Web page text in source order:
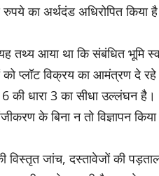
का अर्थदंड अधिरोपित किया
तथ्य आया था कि संबंधित भूमि
प्लॉट विक्रय का आमंत्रण दे
की धारा 3 का सीधा उल्लंघन
के बिना न तो विज्ञापन
विस्तृत जांच, दस्तावेजों की